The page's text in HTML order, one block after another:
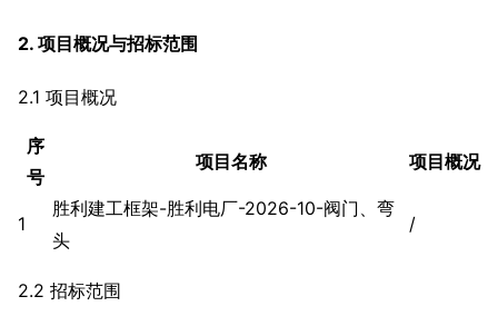
2. 项目概况与招标范围
2.1 项目概况
序
号
项目名称 项目概况
1
胜利建工框架-胜利电厂-2026-10-阀门、弯
头
/
2.2 招标范围